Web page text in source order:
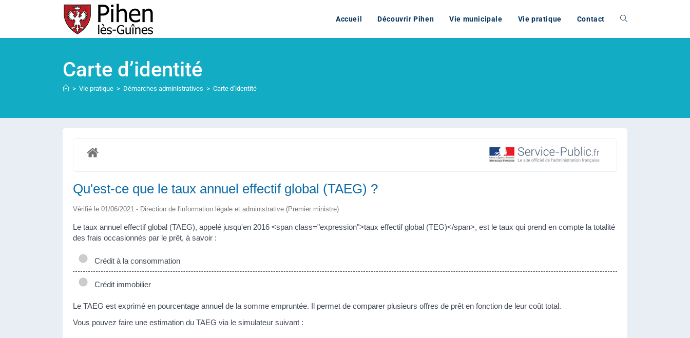
Accueil Découvrir Pihen Vie municipale Vie pratique Contact
Carte d’identité
> Vie pratique > Démarches administratives > Carte d’identité
Qu'est-ce que le taux annuel effectif global (TAEG) ?
Vérifié le 01/06/2021 - Direction de l'information légale et administrative (Premier ministre)
Le taux annuel effectif global (TAEG), appelé jusqu'en 2016 <span class="expression">taux effectif global (TEG)</span>, est le taux qui prend en compte la totalité
des frais occasionnés par le prêt, à savoir :
Crédit à la consommation
Crédit immobilier
Le TAEG est exprimé en pourcentage annuel de la somme empruntée. Il permet de comparer plusieurs offres de prêt en fonction de leur coût total.
Vous pouvez faire une estimation du TAEG via le simulateur suivant :